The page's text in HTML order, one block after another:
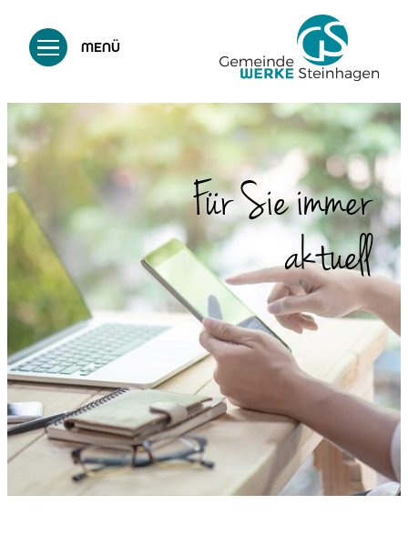
MENÜ
Für Sie immer
aktuell